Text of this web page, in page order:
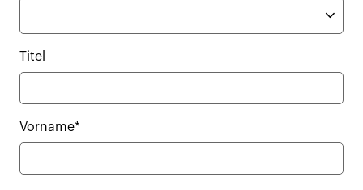
Titel
Vorname*